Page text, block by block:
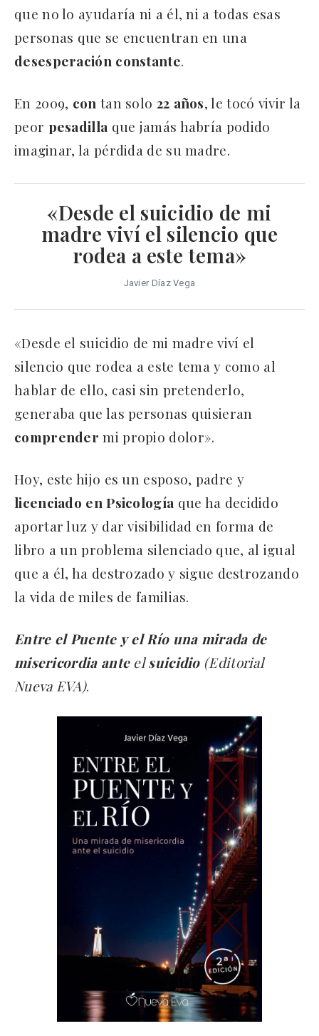
que no lo ayudaría ni a él, ni a todas esas
personas que se encuentran en una
desesperación constante.
En 2009, con tan solo 22 años, le tocó vivir la
peor pesadilla que jamás habría podido
imaginar, la pérdida de su madre.
«Desde el suicidio de mi
madre viví el silencio que
rodea a este tema»
Javier Díaz Vega
«Desde el suicidio de mi madre viví el
silencio que rodea a este tema y como al
hablar de ello, casi sin pretenderlo,
generaba que las personas quisieran
comprender mi propio dolor».
Hoy, este hijo es un esposo, padre y
licenciado en Psicología que ha decidido
aportar luz y dar visibilidad en forma de
libro a un problema silenciado que, al igual
que a él, ha destrozado y sigue destrozando
la vida de miles de familias.
Entre el Puente y el Río una mirada de
misericordia anteelsuicidio(Editorial
Nueva EVA).